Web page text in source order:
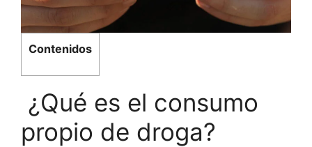
Contenidos
¿Qué es el consumo
propio de droga?